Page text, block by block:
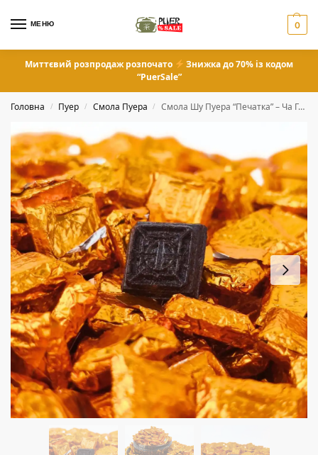
МЕНЮ 0
Миттєвий розпродаж розпочато
Знижка до 70% із кодом
“PuerSale”
Головна / Пуер / Смола Пуера / Смола Шу Пуера “Печатка” – Ча Гао 0,5 грам